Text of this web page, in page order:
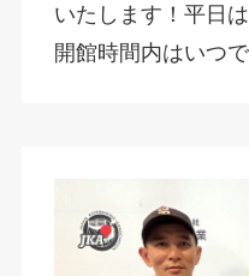
いたします！平日
開館時間内はいつ